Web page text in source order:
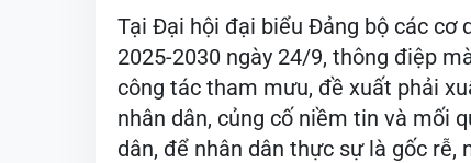
Tại Đại hội đại biểu Đảng bộ các cơ
2025-2030 ngày 24/9, thông điệp
công tác tham mưu, đề xuất phải
nhân dân, củng cố niềm tin và mối
dân, để nhân dân thực sự là gốc rễ,